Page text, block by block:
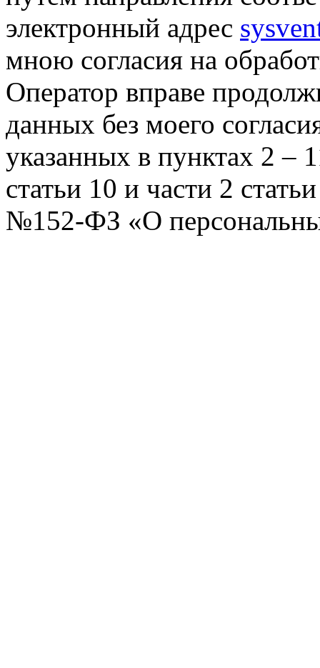
электронный адрес
мною согласия на
Оператор вправе
данных без моего
указанных в пунктах 2 –
статьи 10 и части 2
№152-ФЗ «О